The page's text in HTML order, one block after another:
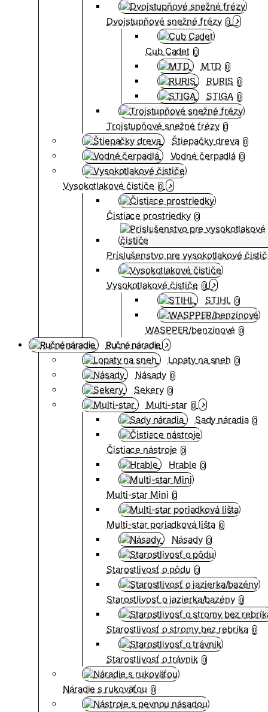
Dvojstupňové snežné frézy 0
Cub Cadet 0
MTD 0
RURIS 0
STIGA 0
Trojstupňové snežné frézy 0
Štiepačky dreva 0
Vodné čerpadlá 0
Vysokotlakové čističe 0
Čistiace prostriedky 0
Príslušenstvo pre vysokotlakové
Vysokotlakové čističe 0
STIHL 0
WASPPER/benzínové 0
Ručné náradie
Lopaty na sneh 0
Násady 0
Sekery 0
Multi-star 0
Sady náradia 0
Čistiace nástroje 0
Hrable 0
Multi-star Mini 0
Multi-star poriadková lišta 0
Násady 0
Starostlivosť o pôdu 0
Starostlivosť o jazierka/bazény 0
Starostlivosť o stromy bez rebríka 0
Starostlivosť o trávnik 0
Náradie s rukoväťou 0